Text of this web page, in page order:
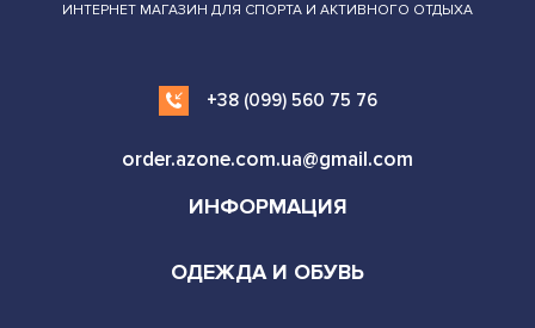
ИНТЕРНЕТ МАГАЗИН ДЛЯ СПОРТА И АКТИВНОГО ОТДЫХА
+38 (099) 560 75 76
order.azone.com.ua@gmail.com
ИНФОРМАЦИЯ
ОДЕЖДА И ОБУВЬ